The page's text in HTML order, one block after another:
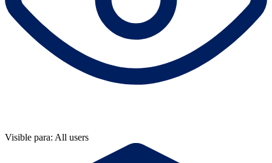
Visible para: All users